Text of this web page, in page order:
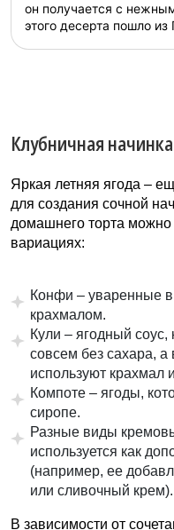
он получается с
этого десерта пошло
Клубничная
Яркая летняя ягода –
для создания сочной
домашнего торта можно
вариациях:
Конфи – уваренные
крахмалом.
Кули – ягодный соус,
совсем без сахара, а
используют крахмал
Компоте – ягоды,
сиропе.
Разные виды
используется как
(например, ее
или сливочный крем).
В зависимости от